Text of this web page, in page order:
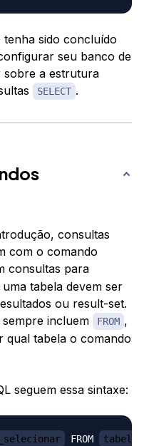
tenha sido concluído
seu banco de
sobre a estrutura
SELECT .
consultas
com o comando
consultas para
tabela devem ser
ou result-set.
incluem
FROM ,
qual tabela o comando
seguem essa sintaxe:
FROM